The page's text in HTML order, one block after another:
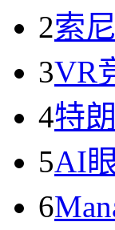
2索
3VR
4特
5AI
6